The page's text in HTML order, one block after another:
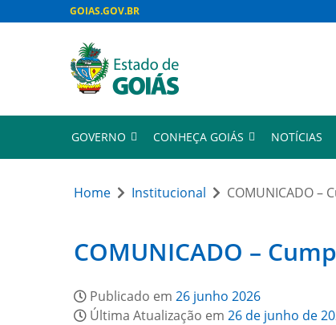
GOIAS.GOV.BR
GOVERNO CONHEÇA GOIÁS NOTÍCIAS
Home Institucional COMUNICADO –
COMUNICADO –
Publicado em 26 junho 2026
Última Atualização em 26 de junho de